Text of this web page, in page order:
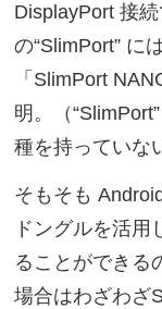
DisplayPort 接
の“SlimPort” に
「SlimPort
明。（
種を持っていな
そもそも
ドングルを活
ることができる
場合はわざわざ